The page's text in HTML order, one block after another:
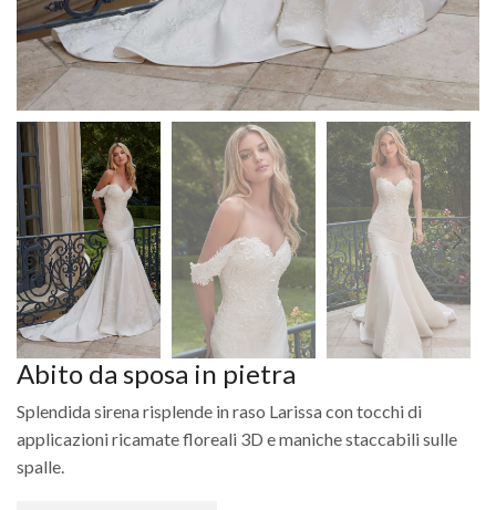
Abito da sposa in pietra
Splendida sirena risplende in raso Larissa con tocchi di
applicazioni ricamate floreali 3D e maniche staccabili sulle
spalle.